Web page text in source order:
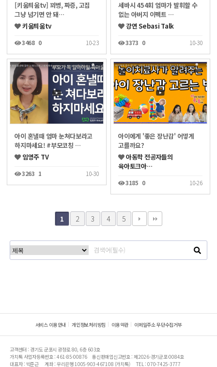
[키움틔움tv] 꾀병, 짜증, 고집
그냥 넘기면 안 돼…
키움틔움tv
3468 0 10-23
세바시 454회 엄마가 발휘할 수
없는 아버지 이펙트 …
강연 Sebasi Talk
3373 0 10-30
아이 혼낼때 엄마 눈쳐다보라고
하지마세요! #부모코칭 …
임영주 TV
3263 1 10-30
아이에게 '좋은 장난감' 어떻게
고를까요?
아동학 전공자들의
육아토크아…
3185 0 10-26
1 2 3 4 5
서비스 이용안내 개인정보처리방침 이용약관 이메일주소 무단수집거부
고객센터 : 경기도 군포시 광정로 80, 6층 603호
가치톡 사업자등록번호 : 461-85-00876
통신판매업신고번호 : 제2026-경기군포-0084호
대표자 : 박준근
계좌 : 우리은행 1005-903-467108 (가치톡) TEL : 070-7425-3777